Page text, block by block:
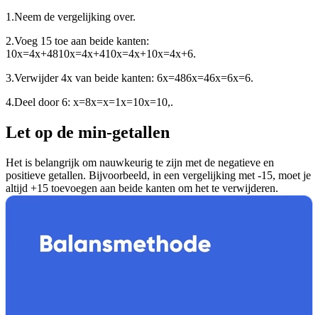
1.Neem de vergelijking over.
2.Voeg 15 toe aan beide kanten:
10x=4x+4810x=4x+410x=4x+10x=4x+6.
3.Verwijder 4x van beide kanten: 6x=486x=46x=6x=6.
4.Deel door 6: x=8x=x=1x=10x=10,.
Let op de min-getallen
Het is belangrijk om nauwkeurig te zijn met de negatieve en
positieve getallen. Bijvoorbeeld, in een vergelijking met -15, moet je
altijd +15 toevoegen aan beide kanten om het te verwijderen.